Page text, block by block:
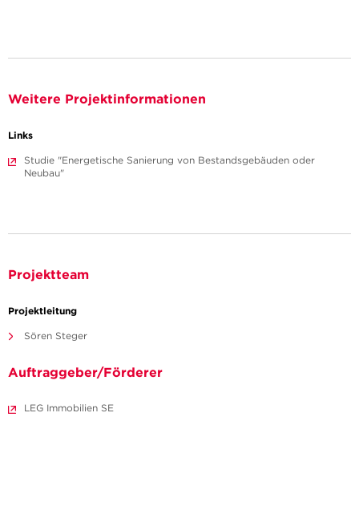
Weitere Projektinformationen
Links
Studie "Energetische Sanierung von Bestandsgebäuden oder
Neubau"
Projektteam
Projektleitung
Sören Steger
Auftraggeber/Förderer
LEG Immobilien SE